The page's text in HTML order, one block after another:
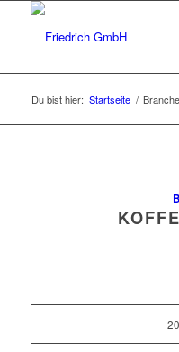
Du bist hier: Startseite /